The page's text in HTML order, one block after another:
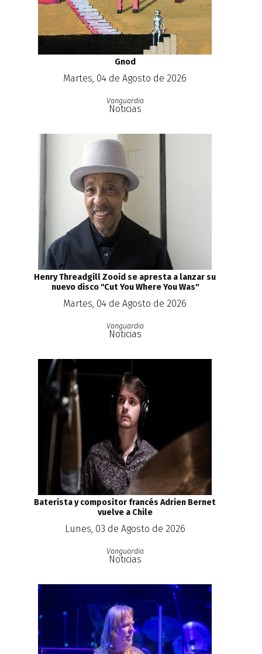
Gnod
Martes, 04 de Agosto de 2026
Vanguardia
Noticias
Henry Threadgill Zooid se apresta a lanzar su
nuevo disco ''Cut You Where You Was''
Martes, 04 de Agosto de 2026
Vanguardia
Noticias
Baterista y compositor francés Adrien Bernet
vuelve a Chile
Lunes, 03 de Agosto de 2026
Vanguardia
Noticias